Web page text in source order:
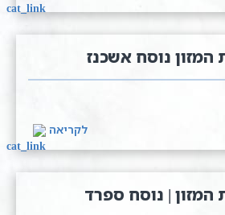
המזון נוסח אשכנז
לקריאה
המזון | נוסח ספרד